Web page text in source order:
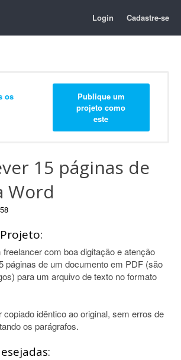
Login Cadastre-se
os
Publique um
projeto como
este
15 páginas de
Word
com boa digitação e atenção
páginas de um documento em PDF (são
para um arquivo de texto no formato
idêntico ao original, sem erros de
os parágrafos.